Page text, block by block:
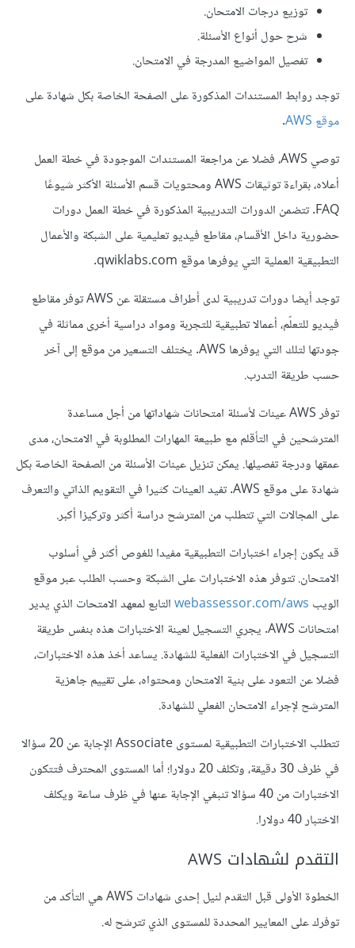
توزيع درجات الامتحان.
شرح حول أنواع الأسئلة.
تفصيل المواضيع المدرجة في الامتحان.
توجد روابط المستندات المذكورة على الصفحة الخاصة بكل شهادة على
موقع AWS
.
توصي AWS، فضلا عن مراجعة المستندات الموجودة في خطة العمل
أعلاه، بقراءة توثيقات AWS ومحتويات قسم الأسئلة الأكثر شيوعًا
FAQ. تتضمن الدورات التدريبية المذكورة في خطة العمل دورات
حضورية داخل الأقسام، مقاطع فيديو تعليمية على الشبكة والأعمال
التطبيقية العملية التي يوفرها موقع qwiklabs.com.
توجد أيضا دورات تدريبية لدى أطراف مستقلة عن AWS توفر مقاطع
فيديو للتعلّم، أعمالا تطبيقية للتجربة ومواد دراسية أخرى مماثلة في
جودتها لتلك التي يوفرها AWS. يختلف التسعير من موقع إلى آخر
حسب طريقة التدرب.
توفر AWS عينات لأسئلة امتحانات شهاداتها من أجل مساعدة
المترشحين في التأقلم مع طبيعة المهارات المطلوبة في الامتحان، مدى
عمقها ودرجة تفصيلها. يمكن تنزيل عينات الأسئلة من الصفحة الخاصة بكل
شهادة على موقع AWS. تفيد العينات كثيرا في التقويم الذاتي والتعرف
على المجالات التي تتطلب من المترشح دراسة أكثر وتركيزا أكبر.
قد يكون إجراء اختبارات التطبيقية مفيدا للغوص أكثر في أسلوب
الامتحان. تتوفر هذه الاختبارات على الشبكة وحسب الطلب عبر موقع
الويب webassessor.com/awsالتابع لمعهد الامتحات الذي يدير
امتحانات AWS. يجري التسجيل لعينة الاختبارات هذه بنفس طريقة
التسجيل في الاختبارات الفعلية للشهادة. يساعد أخذ هذه الاختبارات،
فضلا عن التعود على بنية الامتحان ومحتواه، على تقييم جاهزية
المترشح لإجراء الامتحان الفعلي للشهادة.
تتطلب الاختبارات التطبيقية لمستوى Associate الإجابة عن 20 سؤالا
في ظرف 30 دقيقة، وتكلف 20 دولارا؛ أما المستوى المحترف فتتكون
الاختبارات من 40 سؤالا تنبغي الإجابة عنها في ظرف ساعة ويكلف
الاختبار 40 دولارا.
التقدم لشهادات AWS
الخطوة الأولى قبل التقدم لنيل إحدى شهادات AWS هي التأكد من
توفرك على المعايير المحددة للمستوى الذي تترشح له.